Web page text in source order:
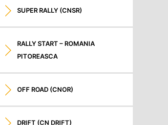
SUPER RALLY (CNSR)
RALLY START – ROMANIA
PITOREASCA
OFF ROAD (CNOR)
DRIFT (CN DRIFT)